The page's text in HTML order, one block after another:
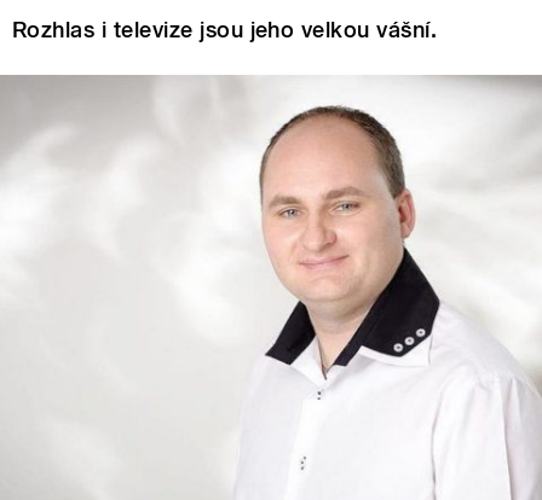
Rozhlas i televize jsou jeho velkou vášní.